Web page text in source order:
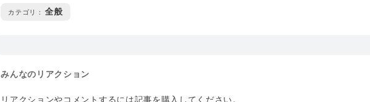
カテゴリ : 全般
みんなのリアクション
リアクションやコメントするには記事を購入してください。